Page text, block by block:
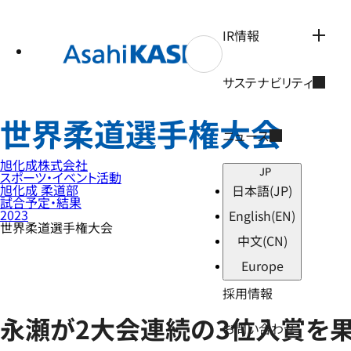
IR情報
サステナビリティ
ニュース
JP
日本語(JP)
English(EN)
中文(CN)
Europe
採用情報
お問い合わせ
世界柔道選手権大会
旭化成株式会社
スポーツ・イベント活動
旭化成 柔道部
試合予定・結果
2023
世界柔道選手権大会
永瀬が2大会連続の3位入賞を